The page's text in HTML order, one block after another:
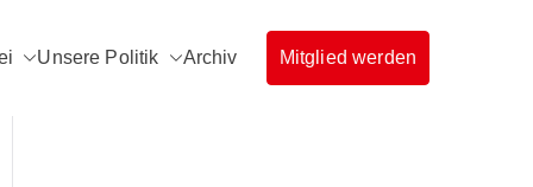
Unsere Politik Archiv Mitglied werden